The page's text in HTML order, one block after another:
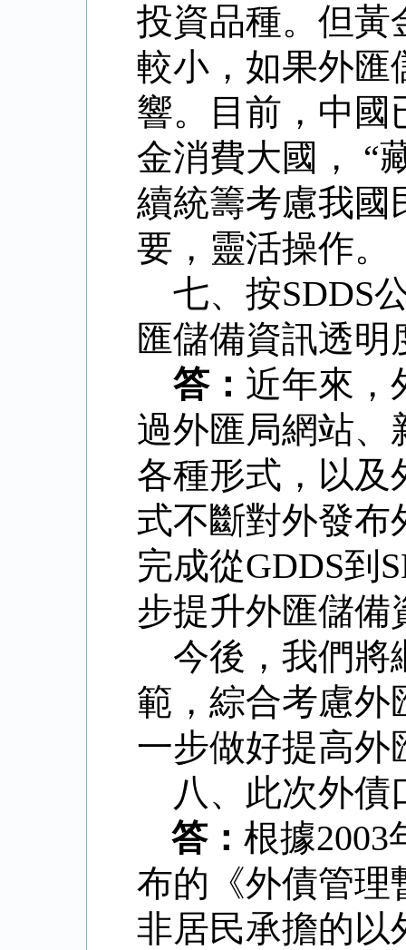
投資品種。但黃
較小，如果外匯
響。目前，中國
金消費大國，
“
續統籌考慮我國
要，靈活操作。
七、按SDDS
匯儲備資訊透明
答： 近年來，
過外匯局網站、
各種形式，以及
式不斷對外發布
完成從GDDS到
步提升外匯儲備
今後，我們將
範，綜合考慮外
一步做好提高外
八、此次外
答： 根據2003
布的《外債管理
非居民承擔的以